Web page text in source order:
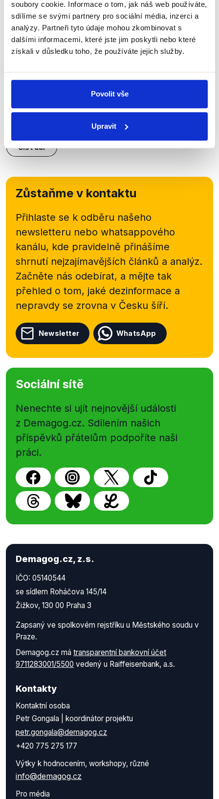
soubory cookie. Informace o tom, jak náš web používáte,
sdílíme se svými partnery pro sociální média, inzerci a
analýzy. Partneři tyto údaje mohou zkombinovat s
dalšími informacemi, které jste jim poskytli nebo které
získali v důsledku toho, že používáte jejich služby.
Povolit vše
Upravit
OVĚŘENO
Francouzské a maďarské volby ve
20. dubna 2022
Markéta Gregorová a Alexandr Vondra: málokterá
Pro a proti lépe než tito dva. Naposledy se ve
Českém rozhlase Plus potkali nad výsledkem...
Číst dál
Zůstaňme v kontaktu
Přihlaste se k odběru našeho
newsletteru nebo whatsappového
kanálu, kde pravidelně přinášíme
shrnutí nejzajímavějších článků a analýz.
Začněte nás odebírat, a mějte tak
přehled o tom, jaké dezinformace a
nepravdy se zrovna v Česku šíří.
Newsletter WhatsApp
Sociální sítě
Nenechte si ujít nejnovější události
z Demagog.cz. Sdílením našich
příspěvků přátelům podpoříte naši
práci.
Demagog.cz, z.s.
IČO: 05140544
se sídlem Roháčova 145/14
Žižkov, 130 00 Praha 3
Zapsaný ve spolkovém rejstříku u Městského soudu v
Praze.
Demagog.cz má transparentní bankovní účet
9711283001/5500 vedený u Raiffeisenbank, a.s.
Kontakty
Kontaktní osoba
Petr Gongala | koordinátor projektu
petr.gongala@demagog.cz
+420 775 275 177
Výtky k hodnocením, workshopy, různé
info@demagog.cz
Pro média